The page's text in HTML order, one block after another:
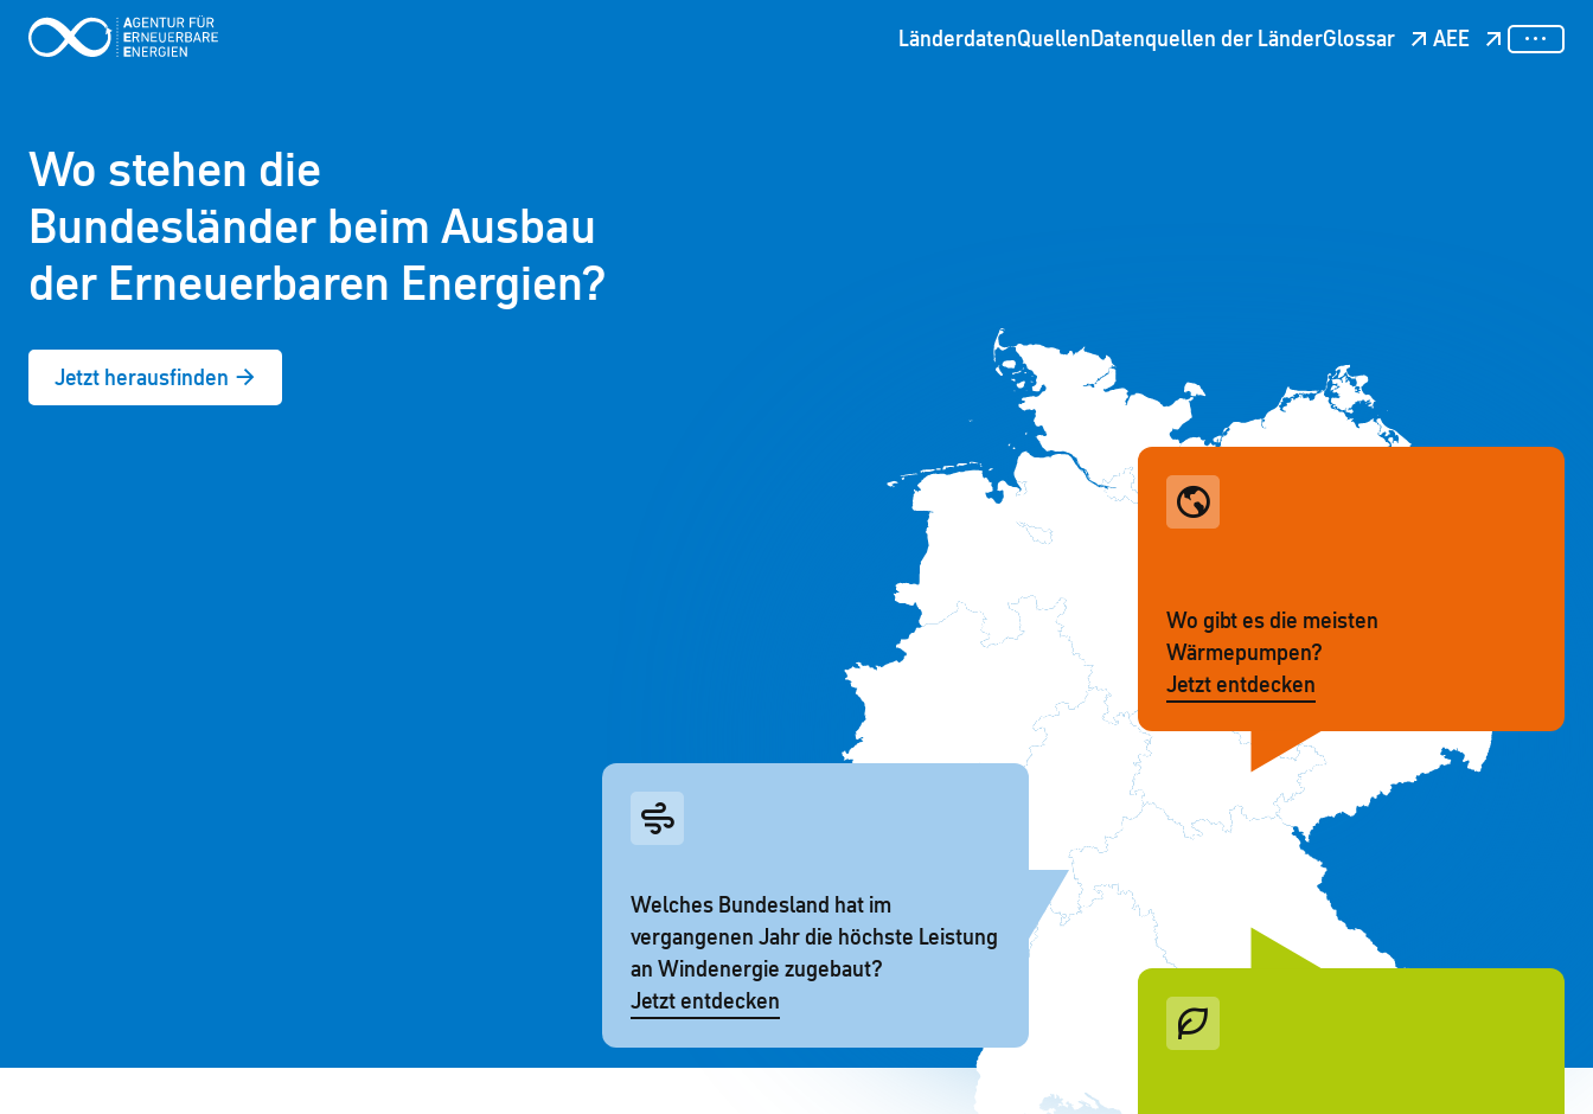
LänderdatenQuellenDatenquellen der LänderGlossar AEE
Wo stehen die
Bundesländer beim Ausbau
der Erneuerbaren Energien?
Jetzt herausfinden
Wo gibt es die meisten
Wärmepumpen?
Jetzt entdecken
Welches Bundesland hat im
vergangenen Jahr die höchste Leistung
an Windenergie zugebaut?
Jetzt entdecken